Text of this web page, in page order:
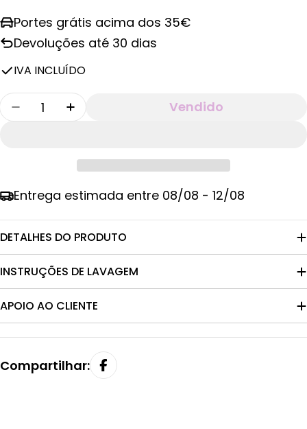
Portes grátis acima dos 35€
Devoluções até 30 dias
IVA INCLUÍDO
Quantidade
Diminuir Quantidade Para Toalha De Praia
Aumentar A Quantidade De Toalha
Vendido
Entrega estimada entre 08/08 - 12/08
DETALHES DO PRODUTO
INSTRUÇÕES DE LAVAGEM
APOIO AO CLIENTE
Compartilhar: